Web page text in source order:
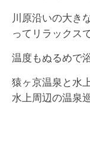
川原沿いの大き
ってリラックス
温度もぬるめで
猿ヶ京温泉と水
水上周辺の温泉